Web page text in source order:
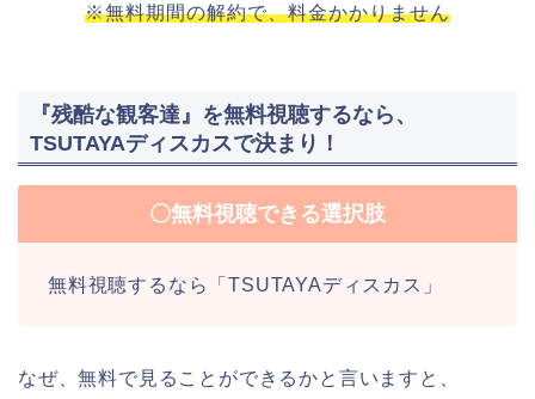
※無料期間の解約で、料金かかりません
『残酷な観客達』を無料視聴するなら、
TSUTAYAディスカスで決まり！
〇無料視聴できる選択肢
無料視聴するなら「TSUTAYAディスカス」
なぜ、無料で見ることができるかと言いますと、